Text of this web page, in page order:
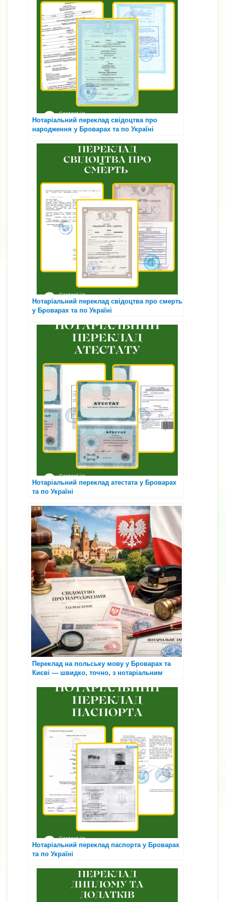
Нотаріальний переклад свідоцтва про
народження у Броварах та по Україні
Нотаріальний переклад свідоцтва про смерть
у Броварах та по Україні
Нотаріальний переклад атестата у Броварах
та по Україні
Переклад на польську мову у Броварах та
Києві — швидко, точно, з нотаріальним
Нотаріальний переклад паспорта у Броварах
та по Україні